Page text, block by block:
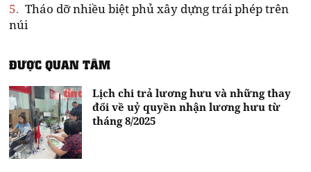
5. Tháo dỡ nhiều biệt phủ xây dựng trái phép trên
núi
ĐƯỢC QUAN TÂM
Lịch chi trả lương hưu và những thay
đổi về uỷ quyền nhận lương hưu từ
tháng 8/2025